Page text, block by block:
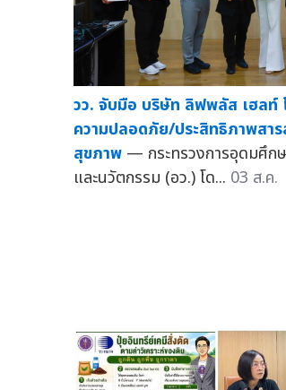
วว. จับมือ บริษัท ลิฟพลัส เฮลท์
ความปลอดภัย/ประสิทธิภาพส
สุขภาพ — กระทรวงการอุดมศึก
และนวัตกรรม (อว.) โด... 03 ส.ค.